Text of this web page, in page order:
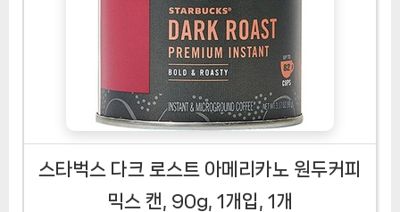
스타벅스 다크 로스트 아메리카노 원두커피
믹스 캔, 90g, 1개입, 1개